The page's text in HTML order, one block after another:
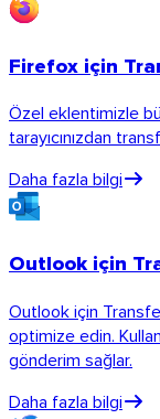
Firefox için
Özel eklentimizle
tarayıcınızdan
Daha fazla bilgi
Outlook için
Outlook için
optimize edin.
gönderim sağlar.
Daha fazla bilgi